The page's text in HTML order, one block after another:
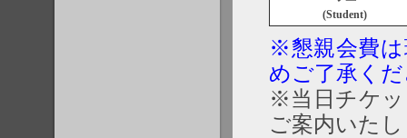
(Student)
※懇親会費は
めご了承く
※当日チケッ
ご案内いた